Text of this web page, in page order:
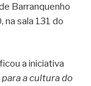
Barranquenho
na sala 131 do
a iniciativa
a cultura do